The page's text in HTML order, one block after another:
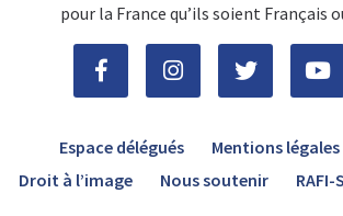
pour la France qu’ils soient Français
Espace délégués Mentions légales
Droit à l’image
Nous soutenir RAFI-